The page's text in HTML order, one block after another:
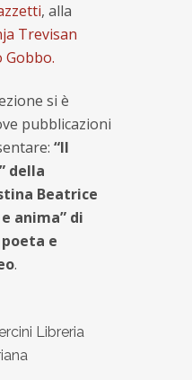
, alla
Trevisan
Gobbo.
si è
pubblicazioni
“Il
della
Beatrice
anima” di
e
.